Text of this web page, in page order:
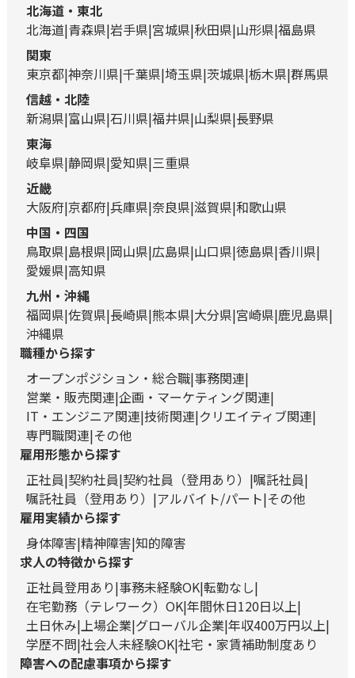
北海道・東北
北海道 青森県 岩手県 宮城県 秋田県 山形県 福島県
関東
東京都 神奈川県 千葉県 埼玉県 茨城県 栃木県 群馬県
信越・北陸
新潟県 富山県 石川県 福井県 山梨県 長野県
東海
岐阜県 静岡県 愛知県 三重県
近畿
大阪府 京都府 兵庫県 奈良県 滋賀県 和歌山県
中国・四国
鳥取県 島根県 岡山県 広島県 山口県 徳島県 香川県
愛媛県 高知県
九州・沖縄
福岡県 佐賀県 長崎県 熊本県 大分県 宮崎県 鹿児島県
沖縄県
職種から探す
オープンポジション・総合職 事務関連
営業・販売関連 企画・マーケティング関連
IT・エンジニア関連 技術関連 クリエイティブ関連
専門職関連 その他
雇用形態から探す
正社員 契約社員 契約社員（登用あり）
嘱託社員
嘱託社員（登用あり）
アルバイト/パート その他
雇用実績から探す
身体障害 精神障害 知的障害
求人の特徴から探す
正社員登用あり 事務未経験OK 転勤なし
在宅勤務（テレワーク）OK 年間休日120日以上
土日休み 上場企業 グローバル企業 年収400万円以上
学歴不問 社会人未経験OK 社宅・家賃補助制度あり
障害への配慮事項から探す